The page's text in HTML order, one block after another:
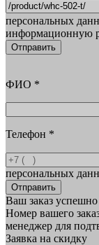
персональных
информационную
Отправить
ФИО *
Телефон *
персональных
Отправить
Ваш заказ успешно
Номер вашего
менеджер для
Заявка на скидку